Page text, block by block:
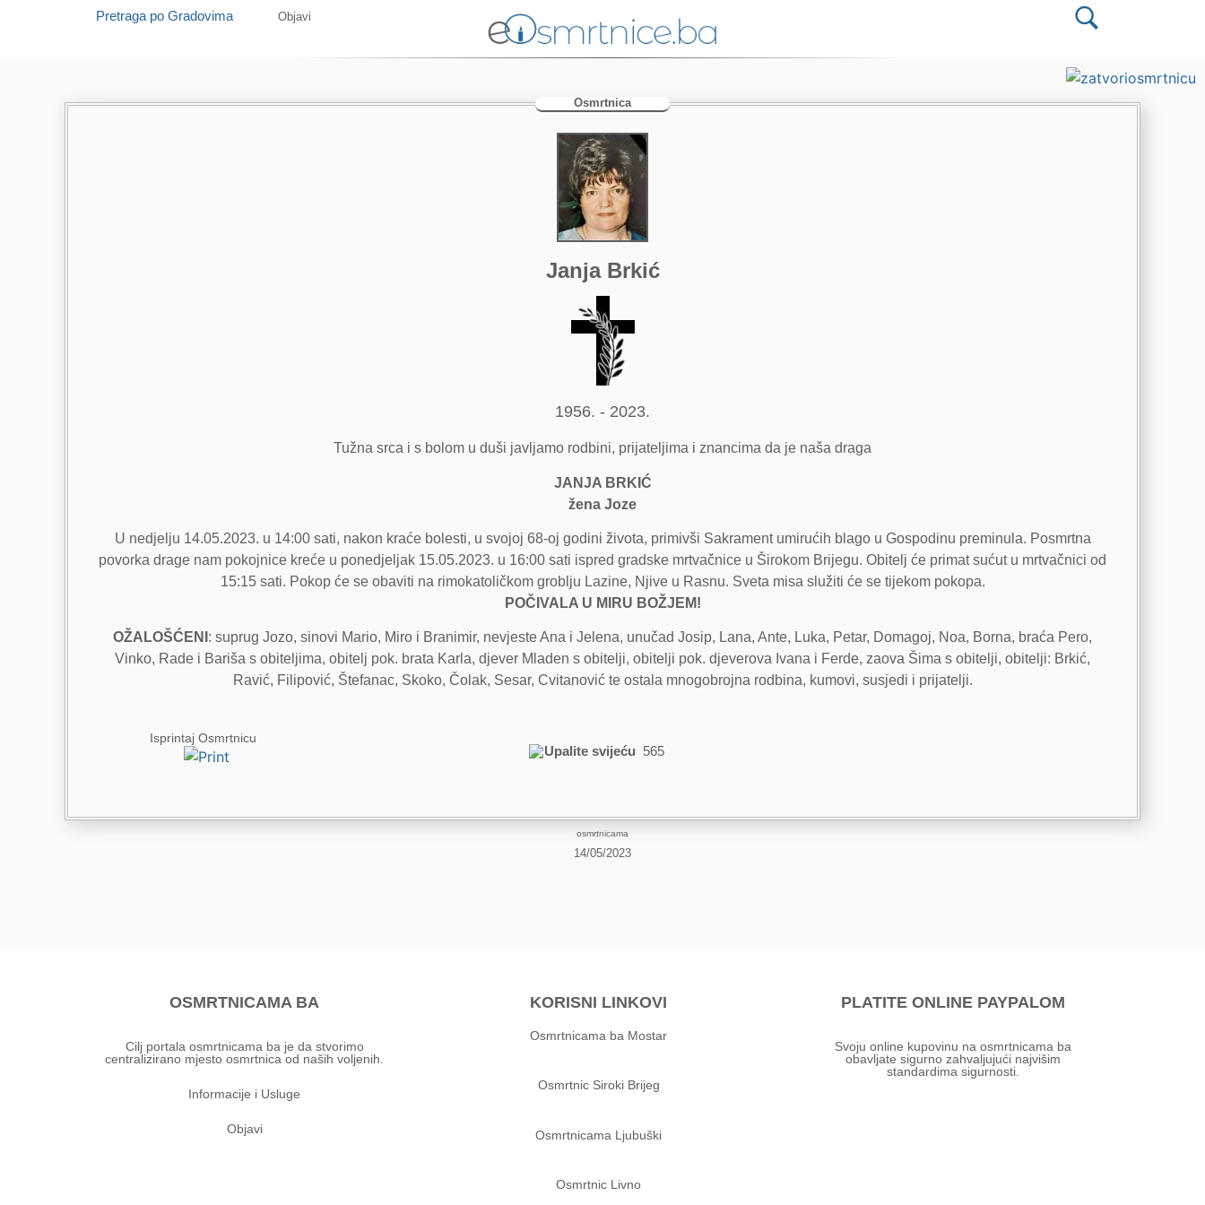
Pretraga po Gradovima Objavi
Osmrtnica
Janja Brkić
1956. - 2023.
Tužna srca i s bolom u duši javljamo rodbini, prijateljima i znancima da je naša draga
JANJA BRKIĆ
žena Joze
U nedjelju 14.05.2023. u 14:00 sati, nakon kraće bolesti, u svojoj 68-oj godini života, primivši Sakrament umirućih blago u Gospodinu preminula. Posmrtna
povorka drage nam pokojnice kreće u ponedjeljak 15.05.2023. u 16:00 sati ispred gradske mrtvačnice u Širokom Brijegu. Obitelj će primat sućut u mrtvačnici od
15:15 sati. Pokop će se obaviti na rimokatoličkom groblju Lazine, Njive u Rasnu. Sveta misa služiti će se tijekom pokopa.
POČIVALA U MIRU BOŽJEM!
OŽALOŠĆENI : suprug Jozo, sinovi Mario, Miro i Branimir, nevjeste Ana i Jelena, unučad Josip, Lana, Ante, Luka, Petar, Domagoj, Noa, Borna, braća Pero,
Vinko, Rade i Bariša s obiteljima, obitelj pok. brata Karla, djever Mladen s obitelji, obitelji pok. djeverova Ivana i Ferde, zaova Šima s obitelji, obitelji: Brkić,
Ravić, Filipović, Štefanac, Skoko, Čolak, Sesar, Cvitanović te ostala mnogobrojna rodbina, kumovi, susjedi i prijatelji.
Isprintaj Osmrtnicu
Upalite svijeću 565
osmrtnicama
14/05/2023
OSMRTNICAMA BA
Cilj portala osmrtnicama ba je da stvorimo
centralizirano mjesto osmrtnica od naših voljenih.
Informacije i Usluge
Objavi
KORISNI LINKOVI
Osmrtnicama ba Mostar
Osmrtnic Siroki Brijeg
Osmrtnicama Ljubuški
Osmrtnic Livno
PLATITE ONLINE PAYPALOM
Svoju online kupovinu na osmrtnicama ba
obavljate sigurno zahvaljujući najvišim
standardima sigurnosti.